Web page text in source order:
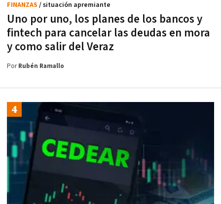
Uno por uno, los planes de los bancos y
fintech para cancelar las deudas en mora
y como salir del Veraz
FINANZAS / situación apremiante
PorRubén Ramallo